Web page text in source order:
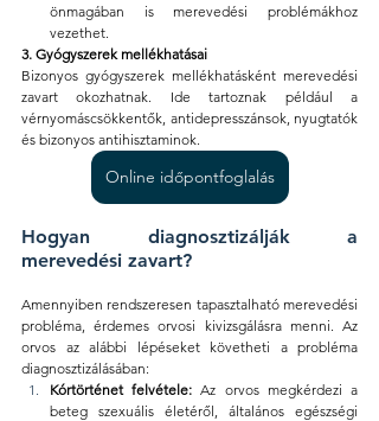
önmagában is merevedési problémákhoz
vezethet.
3. Gyógyszerek mellékhatásai
Bizonyos gyógyszerek mellékhatásként merevedési
zavart okozhatnak. Ide tartoznak például a
vérnyomáscsökkentők, antidepresszánsok, nyugtatók
és bizonyos antihisztaminok.
Online időpontfoglalás
Hogyan diagnosztizálják a
merevedési zavart?
Amennyiben rendszeresen tapasztalható merevedési
probléma, érdemes orvosi kivizsgálásra menni. Az
orvos az alábbi lépéseket követheti a probléma
diagnosztizálásában:
Kórtörténet felvétele: Az orvos megkérdezi a
beteg szexuális életéről, általános egészségi